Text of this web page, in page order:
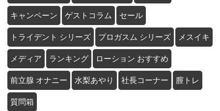
キャンペーン ゲストコラム セール
トライデント シリーズ プロガスム シリーズ メスイキ
メディア ランキング ローション おすすめ
前立腺 オナニー 水梨あやり 社長コーナー 膣トレ
質問箱